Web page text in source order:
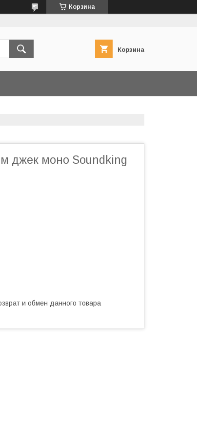
Корзина
Корзина
джек моно Soundking
и обмен данного товара